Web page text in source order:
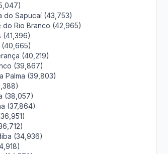
do Sapucaí (43,753)
do Rio Branco (42,965)
(41,396)
(40,665)
(40,219)
(39,867)
Palma (39,803)
(38,057)
(37,864)
(34,936)